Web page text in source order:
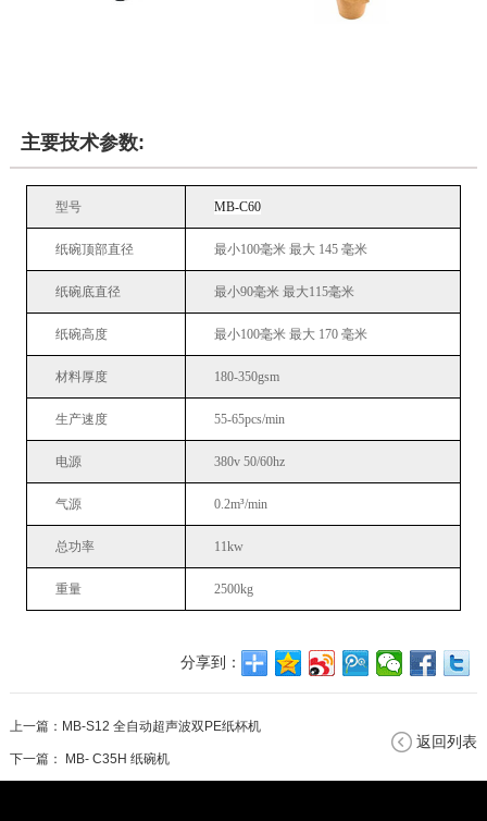
主要技术参数:
型号 MB-C60
纸碗顶部直径 最小100毫米 最大 145 毫米
纸碗底直径 最小90毫米 最大115毫米
纸碗高度 最小100毫米 最大 170 毫米
材料厚度 180-350gsm
生产速度 55-65pcs/min
电源 380v 50/60hz
气源 0.2m³/min
总功率 11kw
重量 2500kg
分享到：
上一篇： MB-S12 全自动超声波双PE纸杯机
下一篇： MB- C35H 纸碗机
返回列表